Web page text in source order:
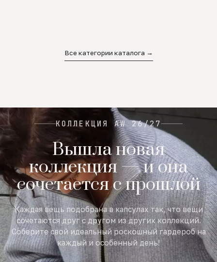
Все категории каталога →
КОЛЛЕКЦИЯ AW 26/27
Вышла новая
коллекция — и она
сочетается с прошлой
Каждая вещь подобрана в капсулах так, что вещи
сочетаются друг с другом из других коллекций.
Соберите свой идеальный роскошный гардероб на
каждый и особенный день!